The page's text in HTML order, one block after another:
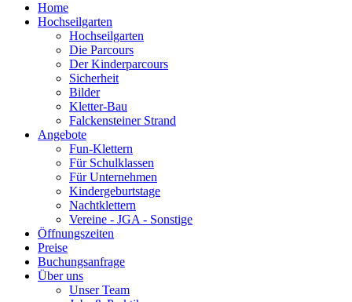
Home
Hochseilgarten
Hochseilgarten
Die Parcours
Der Kinderparcours
Sicherheit
Bilder
Kletter-Bau
Falckensteiner Strand
Angebote
Fun-Klettern
Für Schulklassen
Für Unternehmen
Kindergeburtstage
Nachtklettern
Vereine - JGA - Sonstige
Öffnungszeiten
Preise
Buchungsanfrage
Über uns
Unser Team